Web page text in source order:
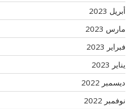
أبريل 2023
مارس 2023
فبراير 2023
يناير 2023
ديسمبر 2022
نوفمبر 2022